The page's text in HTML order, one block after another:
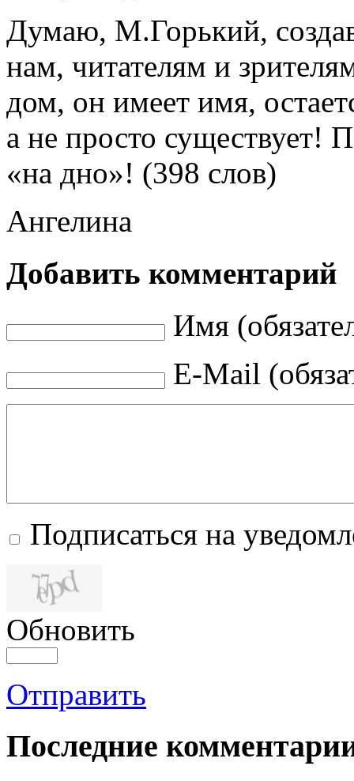
Думаю, М.Горький,
нам, читателям и
дом, он имеет имя,
а не просто существует!
«на дно»! (398 слов)
Ангелина
Добавить комментарий
Имя
E-Mail
Подписаться на
Обновить
Отправить
Последние